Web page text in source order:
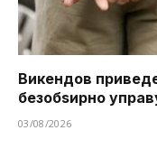
Викендов
безобѕирно
03/08/2026